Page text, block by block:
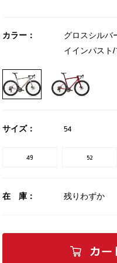
カラー：
グロスシルバ
イインパスト
サイズ： 54
49 52
在 庫： 残りわずか